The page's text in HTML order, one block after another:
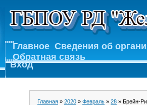
Главное Сведения об
Обратная связь
Вход
Главная » 2020 » Февраль » 28 » Брейн-